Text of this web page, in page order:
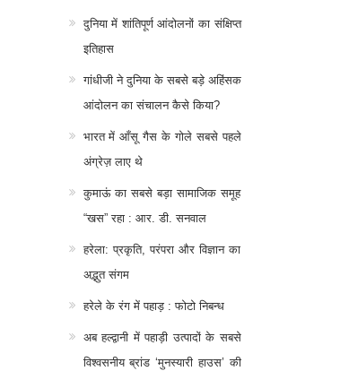
दुनिया में शांतिपूर्ण आंदोलनों का संक्षिप्त
इतिहास
गांधीजी ने दुनिया के सबसे बड़े अहिंसक
आंदोलन का संचालन कैसे किया?
भारत में आँसू गैस के गोले सबसे पहले
अंग्रेज़ लाए थे
कुमाऊं का सबसे बड़ा सामाजिक समूह
“खस” रहा : आर. डी. सनवाल
हरेला: प्रकृति, परंपरा और विज्ञान का
अद्भुत संगम
हरेले के रंग में पहाड़ : फोटो निबन्ध
अब हल्द्वानी में पहाड़ी उत्पादों के सबसे
विश्वसनीय ब्रांड ‘मुनस्यारी हाउस’ की